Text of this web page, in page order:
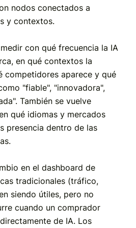
nodos conectados a
y contextos.
con qué frecuencia la IA
en qué contextos la
competidores aparece y qué
"fiable", "innovadora",
También se vuelve
qué idiomas y mercados
presencia dentro de las
en el dashboard de
tradicionales (tráfico,
siendo útiles, pero no
cuando un comprador
de IA. Los